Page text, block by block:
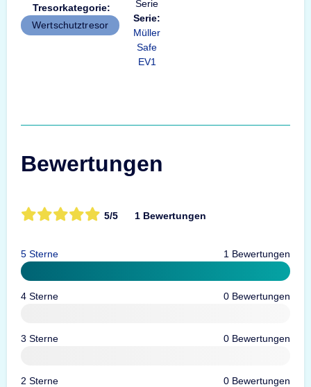
Tresorkategorie:
Wertschutztresor
Serie:
Müller
Safe
EV1
Bewertungen
5/5 1 Bewertungen
5 Sterne 1 Bewertungen
4 Sterne 0 Bewertungen
3 Sterne 0 Bewertungen
2 Sterne 0 Bewertungen